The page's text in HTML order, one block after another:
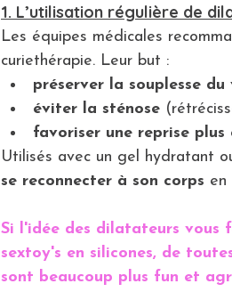
1. L’utilisation régulière de
Les équipes médicales
curiethérapie. Leur but :
préserver la souplesse du
éviter la sténose
favoriser une reprise
Utilisés avec un gel hydratant
se reconnecter à son corps en
Si l'idée des dilatateurs vous
sextoy's en silicones, de
sont beaucoup plus fun et